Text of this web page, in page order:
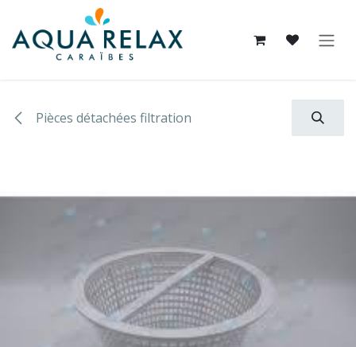
Se rendre au contenu
Pièces détachées filtration